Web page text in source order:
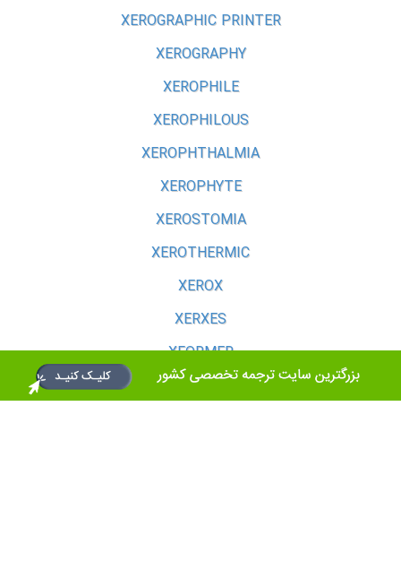
XEROGRAPHIC PRINTER
XEROGRAPHY
XEROPHILE
XEROPHILOUS
XEROPHTHALMIA
XEROPHYTE
XEROSTOMIA
XEROTHERMIC
XEROX
XERXES
XFORMER
XI JINPING